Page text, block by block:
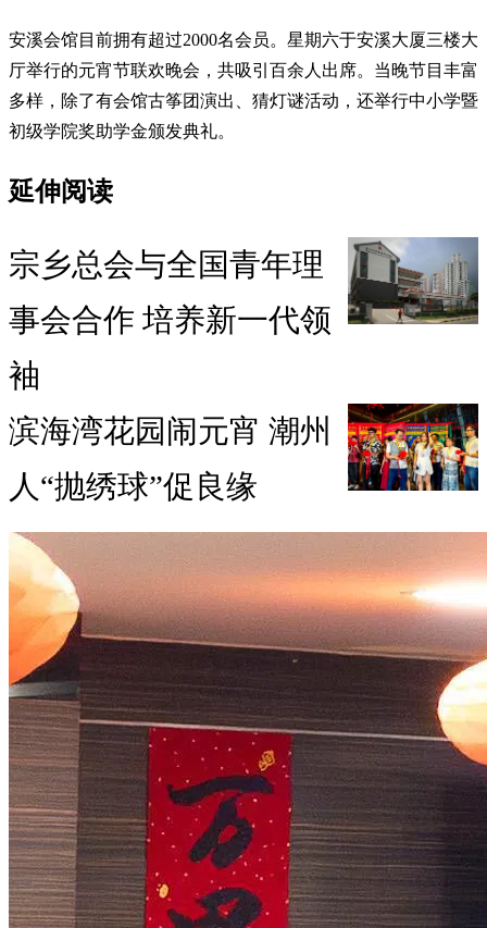
安溪会馆目前拥有超过2000名会员。星期六于安溪大厦三楼大
厅举行的元宵节联欢晚会，共吸引百余人出席。当晚节目丰富
多样，除了有会馆古筝团演出、猜灯谜活动，还举行中小学暨
初级学院奖助学金颁发典礼。
延伸阅读
宗乡总会与全国青年理
事会合作 培养新一代领
袖
滨海湾花园闹元宵 潮州
人“抛绣球”促良缘